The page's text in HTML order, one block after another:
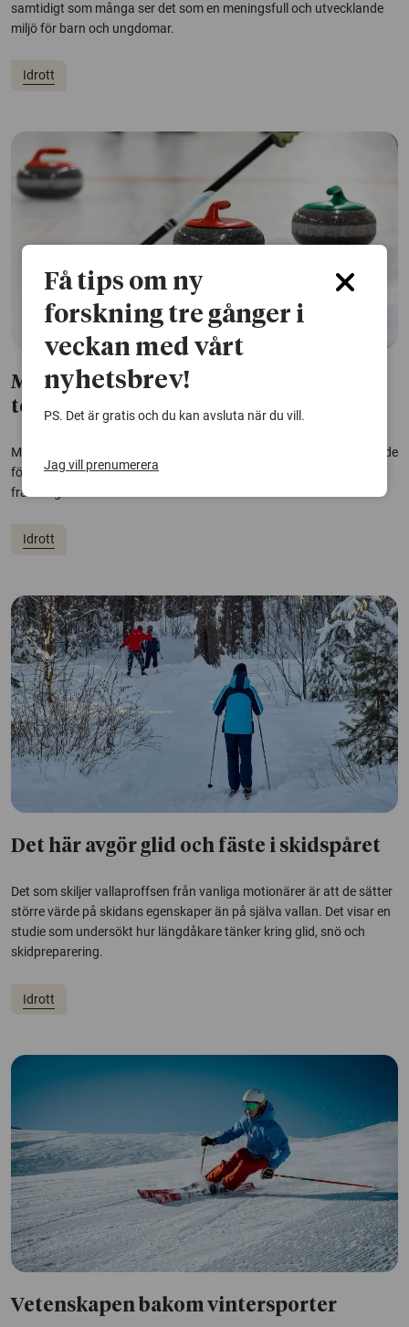
samtidigt som många ser det som en meningsfull och utvecklande
miljö för barn och ungdomar.
Idrott
Mindre än hälften av paraidrottarna
testas för dopning
Många paraidrottare på internationell elitnivå har aldrig blivit testade
för dopning eller fått en antidopningsutbildning. Det visar en studie
från Högskolan i Gävle.
Idrott
Det här avgör glid och fäste i skidspåret
Det som skiljer vallaproffsen från vanliga motionärer är att de sätter
större värde på skidans egenskaper än på själva vallan. Det visar en
studie som undersökt hur längdåkare tänker kring glid, snö och
skidpreparering.
Idrott
Vetenskapen bakom vintersporter
Få tips om ny
forskning tre gånger i
veckan med vårt
nyhetsbrev!
PS. Det är gratis och du kan avsluta när du vill.
Jag vill prenumerera